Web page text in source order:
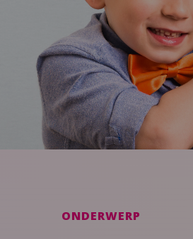
ONDERWERP